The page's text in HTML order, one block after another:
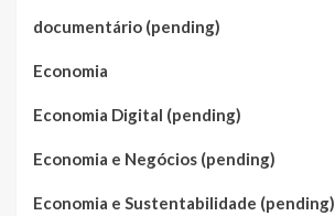
documentário (pending)
Economia
Economia Digital (pending)
Economia e Negócios (pending)
Economia e Sustentabilidade (pending)